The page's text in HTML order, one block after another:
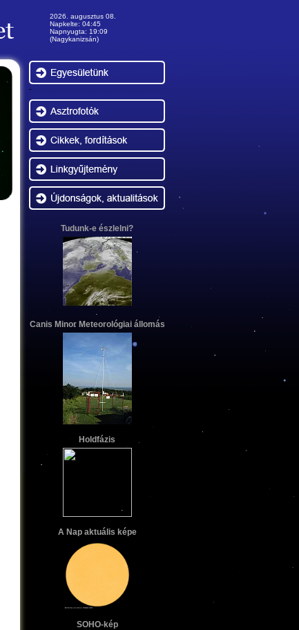
2026. augusztus 08.
Napkelte: 04:45
Napnyugta: 19:09
(Nagykanizsán)
-
Tudunk-e észlelni?
Canis Minor Meteorológiai állomás
Holdfázis
A Nap aktuális képe
SOHO-kép